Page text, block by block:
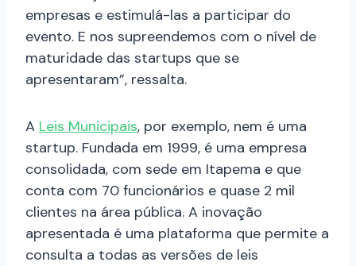
empresas e estimulá-las a participar do
evento. E nos supreendemos com o nível de
maturidade das startups que se
apresentaram”, ressalta.
A Leis Municipais, por exemplo, nem é uma
startup. Fundada em 1999, é uma empresa
consolidada, com sede em Itapema e que
conta com 70 funcionários e quase 2 mil
clientes na área pública. A inovação
apresentada é uma plataforma que permite a
consulta a todas as versões de leis